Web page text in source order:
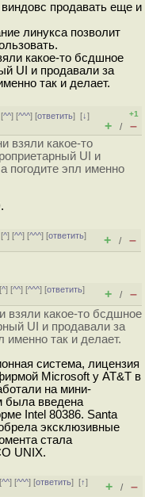
продавать еще и
линукса позволит
какое-то бсдшное
UI и продавали за
так и делает.
^^] [^^^] [ответить][↓]
+1
+ / –
взяли какое-то
UI и
погодите эпл именно
^] [^^] [^^^] [ответить]
+ / –
^] [^^] [^^^] [ответить]
+ / –
какое-то бсдшное
UI и продавали за
именно так и делает.
система, лицензия
Microsoft у AT&T в
на мини-
была введена
Intel 80386. Santa
эксклюзивные
стала
UNIX.
^^] [^^^] [ответить][↑]
+ / –